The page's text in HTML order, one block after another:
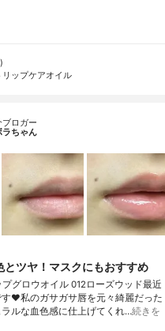
リップケアオイル
ブロガー
ラちゃん
とツヤ！マスクにもおすすめ
グロウオイル 012ローズウッド最近
❤️私のガサガサ唇を元々綺麗だった
ルな血色感に仕上げてくれ…続きを